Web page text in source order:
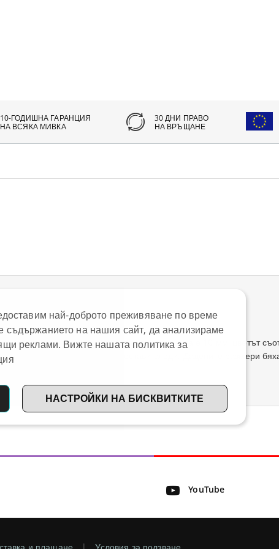
10-ГОДИШНА ГАРАНЦИЯ
НА ВСЯКА МИВКА
30 ДНИ ПРАВО
НА ВРЪЩАНЕ
употреба. Дебелината на материала е 10 мм, цветът
от няколко сантиметра, не остави следи. Дадените размери
YouTube
най-доброто преживяване по време
на нашия сайт, да анализираме
реклами. Вижте нашата политика за
НАСТРОЙКИ НА БИСКВИТКИТЕ